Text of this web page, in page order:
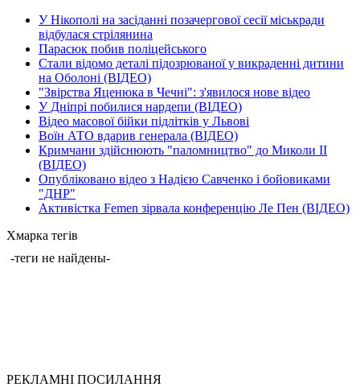
У Нікополі на засіданні позачергової сесії міськради
відбулася стрілянина
Парасюк побив поліцейського
Стали відомо деталі підозрюваної у викраденні дитини
на Оболоні (ВІДЕО)
"Звірства Яценюка в Чечні": з'явилося нове відео
У Дніпрі побилися нардепи (ВІДЕО)
Відео масової бійки підлітків у Львові
Воїн АТО вдарив генерала (ВІДЕО)
Кримчани здійснюють "паломництво" до Миколи ІІ
(ВІДЕО)
Опубліковано відео з Надією Савченко і бойовиками
"ДНР"
Активістка Femen зірвала конференцію Ле Пен (ВІДЕО)
Хмарка тегів
-теги не найдены-
РЕКЛАМНІ ПОСИЛАННЯ